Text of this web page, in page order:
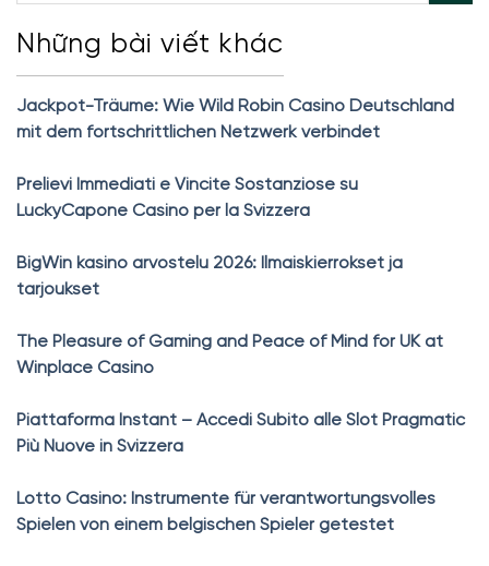
Những bài viết khác
Jackpot-Träume: Wie Wild Robin Casino Deutschland
mit dem fortschrittlichen Netzwerk verbindet
Prelievi Immediati e Vincite Sostanziose su
LuckyCapone Casino per la Svizzera
BigWin kasino arvostelu 2026: Ilmaiskierrokset ja
tarjoukset
The Pleasure of Gaming and Peace of Mind for UK at
Winplace Casino
Piattaforma Instant – Accedi Subito alle Slot Pragmatic
Più Nuove in Svizzera
Lotto Casino: Instrumente für verantwortungsvolles
Spielen von einem belgischen Spieler getestet